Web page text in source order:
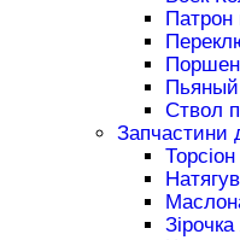
Ствол
Запчастини